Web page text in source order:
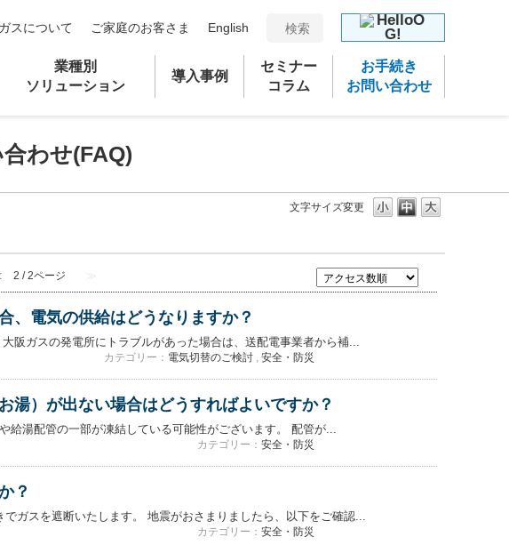
スについて ご家庭のお客さま English
業種別
ソリューション
導入事例
セミナー
コラム
お手続き
お問い合わせ
わせ(FAQ)
文字サイズ変更
2 / 2ページ ≫
、電気の供給はどうなりますか？
阪ガスの発電所にトラブルがあった場合は、送配電事業者から補...
カテゴリー： 電気切替のご検討 ,安全・防災
湯）が出ない場合はどうすればよいですか？
給湯配管の一部が凍結している可能性がございます。 配管が...
カテゴリー：安全・防災
？
ガスを遮断いたします。 地震がおさまりましたら、以下をご確認...
カテゴリー：安全・防災